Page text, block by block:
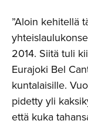
”Aloin kehitellä
2014. Siitä tuli
Eurajoki Bel
kuntalaisille.
pidetty yli
että kuka